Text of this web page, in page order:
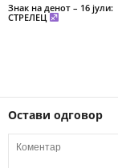
Знак на денот – 16 јули:
СТРЕЛЕЦ
Остави одговор